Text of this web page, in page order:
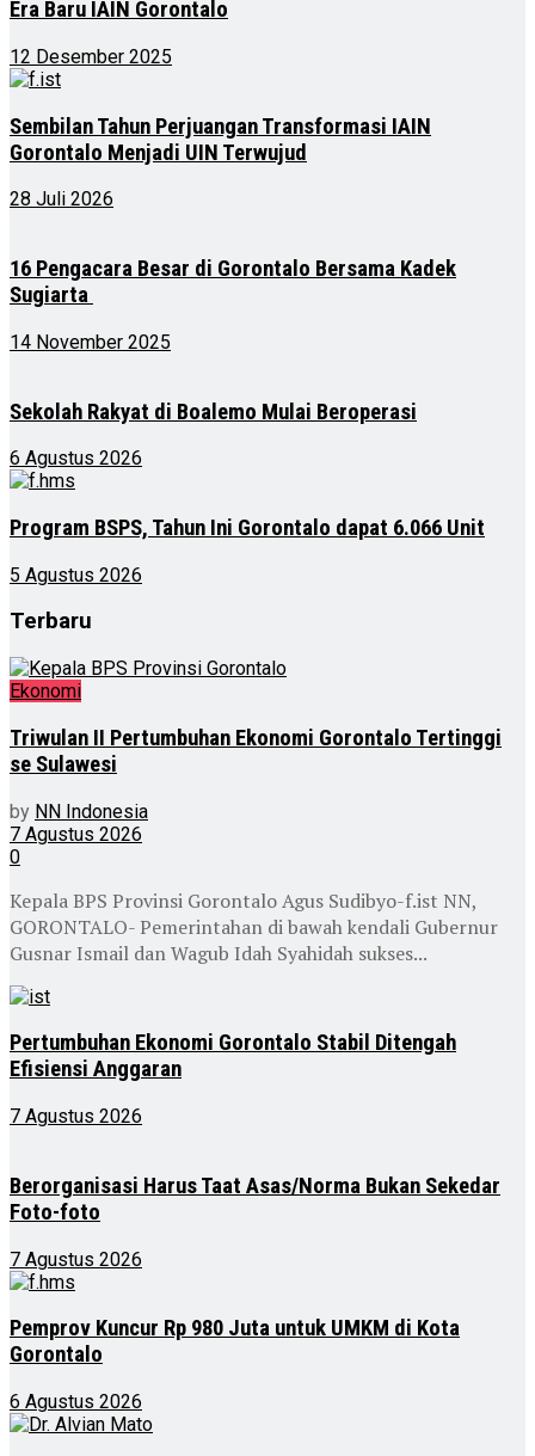
Era Baru IAIN Gorontalo
12 Desember 2025
Sembilan Tahun Perjuangan Transformasi IAIN
Gorontalo Menjadi UIN Terwujud
28 Juli 2026
16 Pengacara Besar di Gorontalo Bersama Kadek
Sugiarta
14 November 2025
Sekolah Rakyat di Boalemo Mulai Beroperasi
6 Agustus 2026
Program BSPS, Tahun Ini Gorontalo dapat 6.066 Unit
5 Agustus 2026
Terbaru
Ekonomi
Triwulan II Pertumbuhan Ekonomi Gorontalo Tertinggi
se Sulawesi
by NN Indonesia
7 Agustus 2026
0
Kepala BPS Provinsi Gorontalo Agus Sudibyo-f.ist NN,
GORONTALO- Pemerintahan di bawah kendali Gubernur
Gusnar Ismail dan Wagub Idah Syahidah sukses...
Pertumbuhan Ekonomi Gorontalo Stabil Ditengah
Efisiensi Anggaran
7 Agustus 2026
Berorganisasi Harus Taat Asas/Norma Bukan Sekedar
Foto-foto
7 Agustus 2026
Pemprov Kuncur Rp 980 Juta untuk UMKM di Kota
Gorontalo
6 Agustus 2026